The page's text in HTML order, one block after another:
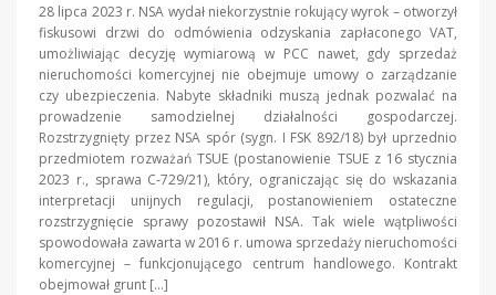
28 lipca 2023 r. NSA wydał niekorzystnie rokujący wyrok – otworzył
fiskusowi drzwi do odmówienia odzyskania zapłaconego VAT,
umożliwiając decyzję wymiarową w PCC nawet, gdy sprzedaż
nieruchomości komercyjnej nie obejmuje umowy o zarządzanie
czy ubezpieczenia. Nabyte składniki muszą jednak pozwalać na
prowadzenie samodzielnej działalności gospodarczej.
Rozstrzygnięty przez NSA spór (sygn. I FSK 892/18) był uprzednio
przedmiotem rozważań TSUE (postanowienie TSUE z 16 stycznia
2023 r., sprawa C‑729/21), który, ograniczając się do wskazania
interpretacji unijnych regulacji, postanowieniem ostateczne
rozstrzygnięcie sprawy pozostawił NSA. Tak wiele wątpliwości
spowodowała zawarta w 2016 r. umowa sprzedaży nieruchomości
komercyjnej – funkcjonującego centrum handlowego. Kontrakt
obejmował grunt […]